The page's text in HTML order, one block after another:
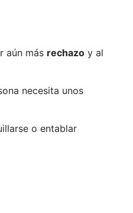
aún más rechazo y al
necesita unos
o entablar